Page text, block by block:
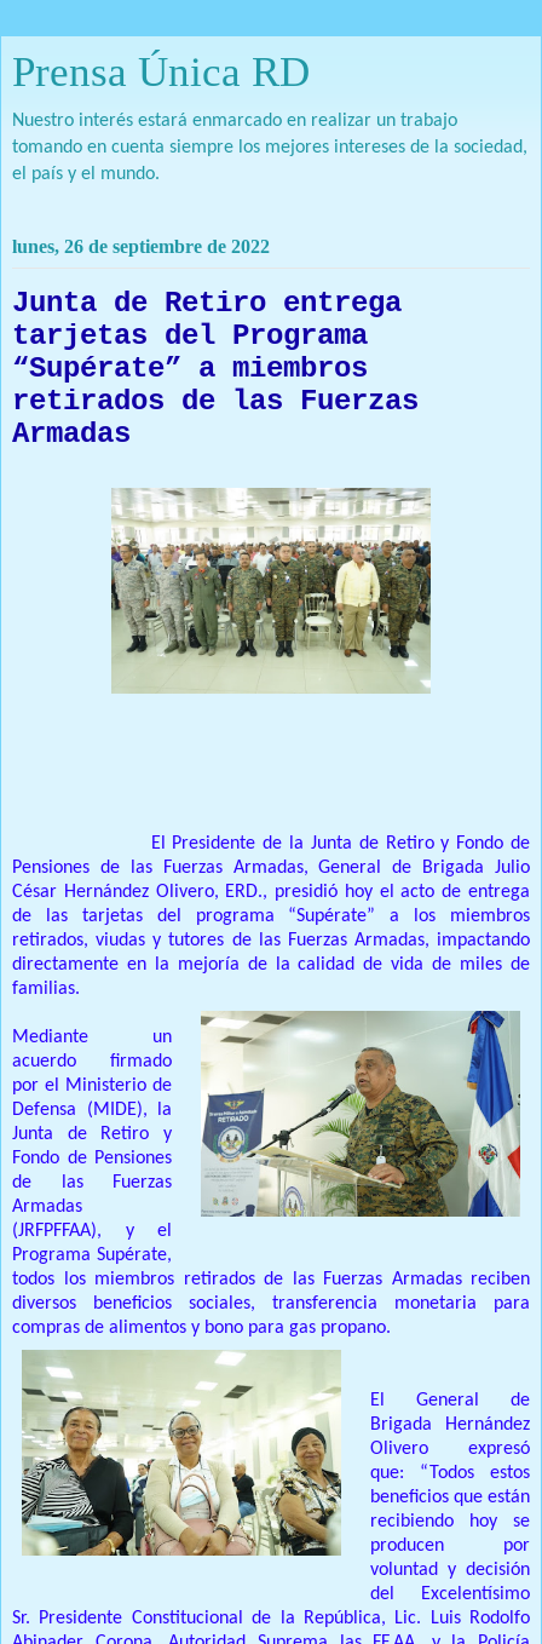
Prensa Única RD
Nuestro interés estará enmarcado en realizar un trabajo
tomando en cuenta siempre los mejores intereses de la sociedad,
el país y el mundo.
lunes, 26 de septiembre de 2022
Junta de Retiro entrega
tarjetas del Programa
“Supérate” a miembros
retirados de las Fuerzas
Armadas
El Presidente de la Junta de Retiro y Fondo de
Pensiones de las Fuerzas Armadas, General de Brigada Julio
César Hernández Olivero, ERD., presidió hoy el acto de entrega
de las tarjetas del programa “Supérate” a los miembros
retirados, viudas y tutores de las Fuerzas Armadas, impactando
directamente en la mejoría de la calidad de vida de miles de
familias.
Mediante un
acuerdo firmado
por el Ministerio de
Defensa (MIDE), la
Junta de Retiro y
Fondo de Pensiones
de las Fuerzas
Armadas
(JRFPFFAA), y el
Programa Supérate,
todos los miembros retirados de las Fuerzas Armadas reciben
diversos beneficios sociales, transferencia monetaria para
compras de alimentos y bono para gas propano.
El General de
Brigada Hernández
Olivero expresó
que: “Todos estos
beneficios que están
recibiendo hoy se
producen por
voluntad y decisión
del Excelentísimo
Sr. Presidente Constitucional de la República, Lic. Luis Rodolfo